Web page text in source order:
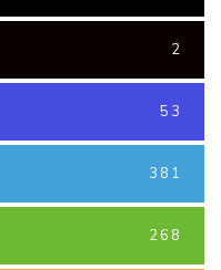
2
53
381
268